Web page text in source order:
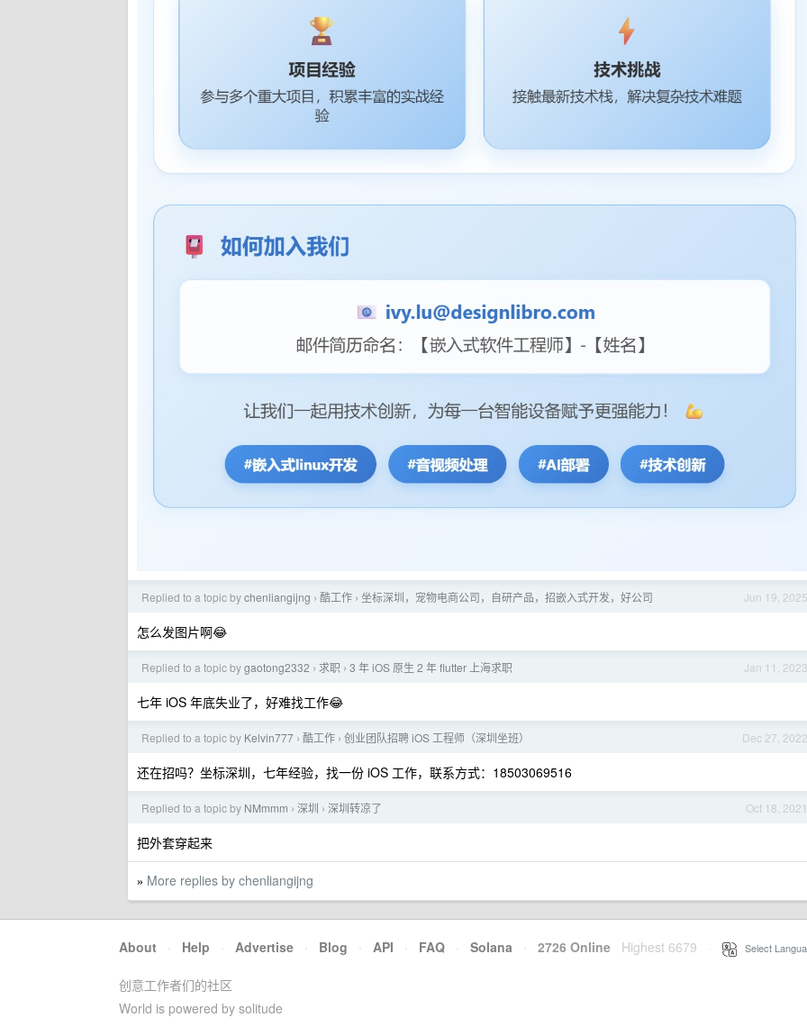
Jun 19, 2025
Replied to a topic bychenliangijng › 酷工作 › 坐标深圳，宠物电商公司，自研产品，招嵌入式开发，好公司
怎么发图片啊😂
Jan 11, 2023
Replied to a topic bygaotong2332 › 求职 › 3 年 iOS 原生 2 年 flutter 上海求职
七年 iOS 年底失业了，好难找工作😂
Dec 27, 2022
Replied to a topic by Kelvin777 › 酷工作 › 创业团队招聘 iOS 工程师（深圳坐班）
还在招吗？坐标深圳，七年经验，找一份 iOS 工作，联系方式：18503069516
Oct 18, 2021
Replied to a topic by NMmmm › 深圳 › 深圳转凉了
把外套穿起来
» More replies by chenliangijng
About · Help · Advertise · Blog · API · FAQ · Solana · 2726 Online Highest 6679 Select
创意工作者们的社区
World is powered by solitude